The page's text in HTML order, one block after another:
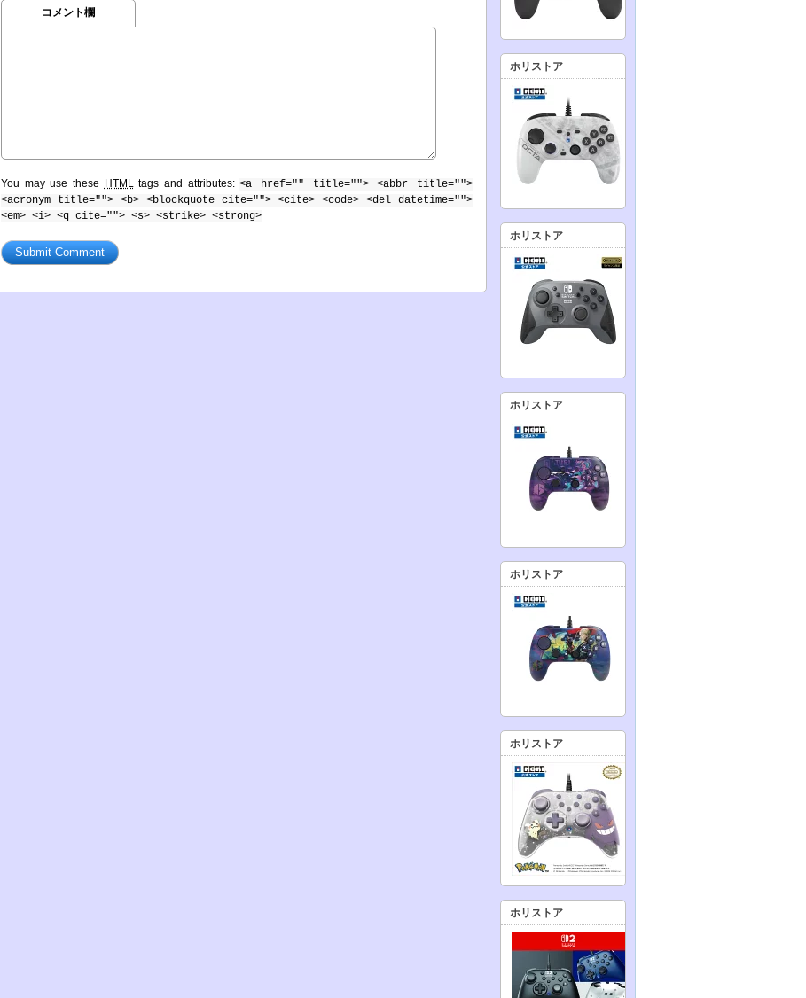
コメント欄
You may use these HTMLtags and attributes:<a href="" title=""> <abbr title="">
<acronym title=""> <b> <blockquote cite=""> <cite> <code> <del datetime="">
<em> <i> <q cite=""> <s> <strike> <strong>
ホリストア
ホリストア
ホリストア
ホリストア
ホリストア
ホリストア